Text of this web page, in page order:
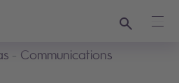
Recherche
Communications